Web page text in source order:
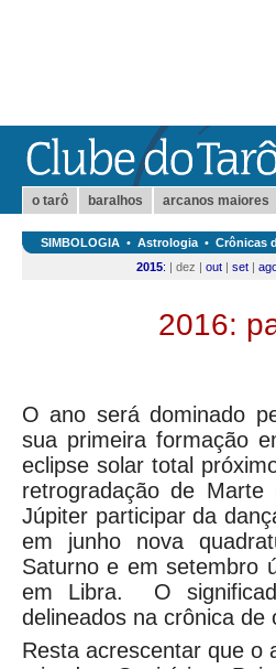
o tarô baralhos arcanos maiores
SIMBOLOGIA • Astrologia • Crônicas
2015: | dez | out | set |
2016:
O ano será dominado
sua primeira formação
eclipse solar total
retrogradação de
Júpiter participar da
em junho nova
Saturno e em setembro
em Libra. O
delineados na crônica de
Resta acrescentar que o